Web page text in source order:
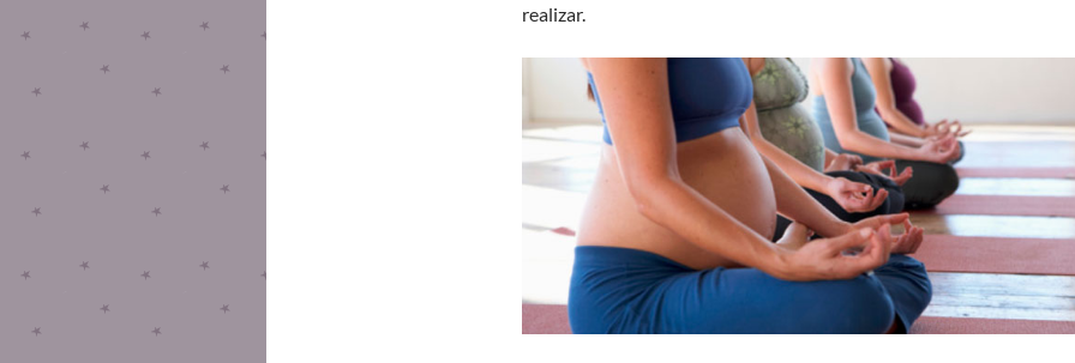
realizar.